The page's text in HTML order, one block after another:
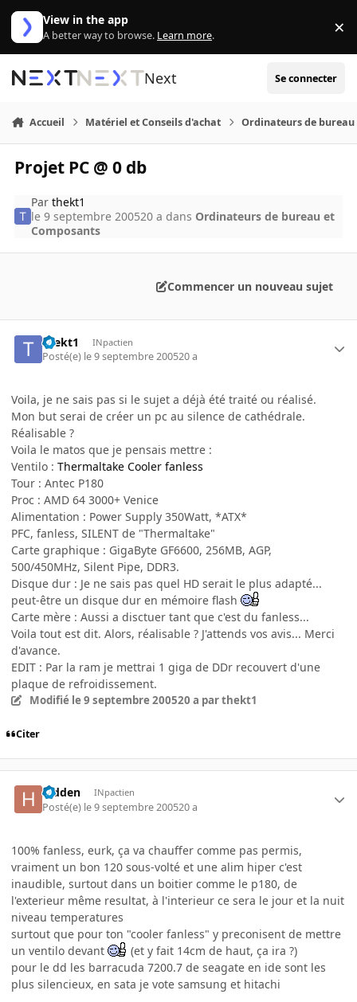
Aller au contenu
View in the app
A better way to browse. Learn more. ×
Next Se connecter
Accueil Matériel et Conseils d'achat Ordinateurs de bureau
Projet PC @ 0 db
Parthekt1
le 9 septembre 200520 a dans Ordinateurs de bureau et
Composants
Commencer un nouveau sujet
thekt1 INpactien
Posté(e) le 9 septembre 200520 a
Voila, je ne sais pas si le sujet a déjà été traité ou réalisé.
Mon but serai de créer un pc au silence de cathédrale.
Réalisable ?
Voila le matos que je pensais mettre :
Ventilo : Thermaltake Cooler fanless
Tour : Antec P180
Proc : AMD 64 3000+ Venice
Alimentation : Power Supply 350Watt, *ATX*
PFC, fanless, SILENT de "Thermaltake"
Carte graphique : GigaByte GF6600, 256MB, AGP,
500/450MHz, Silent Pipe, DDR3.
Disque dur : Je ne sais pas quel HD serait le plus adapté...
peut-être un disque dur en mémoire flash
Carte mère : Aussi a disctuer tant que c'est du fanless...
Voila tout est dit. Alors, réalisable ? J'attends vos avis... Merci
d'avance.
EDIT : Par la ram je mettrai 1 giga de DDr recouvert d'une
plaque de refroidissement.
Modifié le 9 septembre 200520 a par thekt1
Citer
hidden INpactien
Posté(e) le 9 septembre 200520 a
100% fanless, eurk, ça va chauffer comme pas permis,
vraiment un bon 120 sous-volté et une alim hiper c'est
inaudible, surtout dans un boitier comme le p180, de
l'exterieur même resultat, à l'interieur ce sera le jour et la nuit
niveau temperatures
surtout que pour ton "cooler fanless" y preconisent de mettre
un ventilo devant
(et y fait 14cm de haut, ça ira ?)
pour le dd les barracuda 7200.7 de seagate en ide sont les
plus silencieux, en sata je vote samsung et hitachi